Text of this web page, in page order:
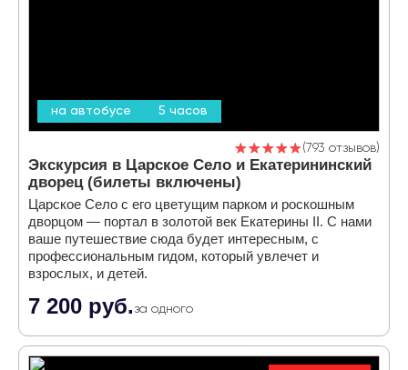
на автобусе 5 часов
793 отзывов
Экскурсия в Царское Село и Екатерининский
дворец (билеты включены)
Царское Село с его цветущим парком и роскошным
дворцом — портал в золотой век Екатерины II. С нами
ваше путешествие сюда будет интересным, с
профессиональным гидом, который увлечет и
взрослых, и детей.
7 200 руб. за одного